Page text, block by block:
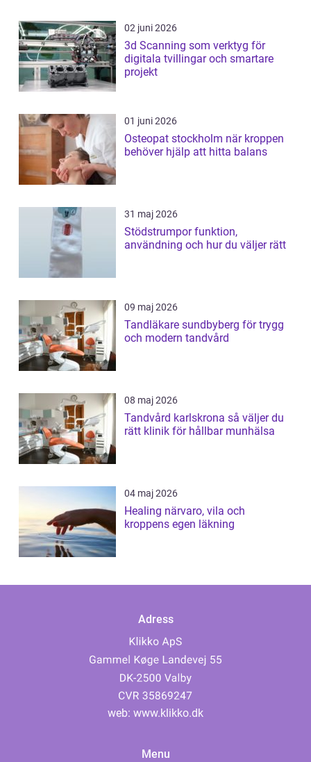
02 juni 2026
3d Scanning som verktyg för
digitala tvillingar och smartare
projekt
01 juni 2026
Osteopat stockholm när kroppen
behöver hjälp att hitta balans
31 maj 2026
Stödstrumpor funktion,
användning och hur du väljer rätt
09 maj 2026
Tandläkare sundbyberg för trygg
och modern tandvård
08 maj 2026
Tandvård karlskrona så väljer du
rätt klinik för hållbar munhälsa
04 maj 2026
Healing närvaro, vila och
kroppens egen läkning
Adress
web: www.klikko.dk
Menu